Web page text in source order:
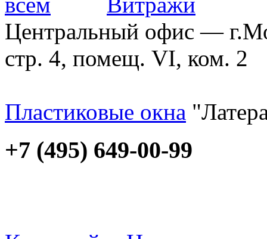
Центральный офис —
стр. 4, помещ. VI, ком. 2
Пластиковые окна
+7 (495) 649-00-99